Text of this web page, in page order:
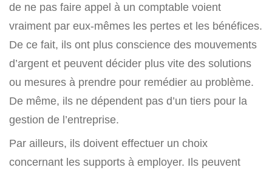
de ne pas faire appel à un comptable voient
vraiment par eux-mêmes les pertes et les bénéfices.
De ce fait, ils ont plus conscience des mouvements
d’argent et peuvent décider plus vite des solutions
ou mesures à prendre pour remédier au problème.
De même, ils ne dépendent pas d’un tiers pour la
gestion de l’entreprise.
Par ailleurs, ils doivent effectuer un choix
concernant les supports à employer. Ils peuvent